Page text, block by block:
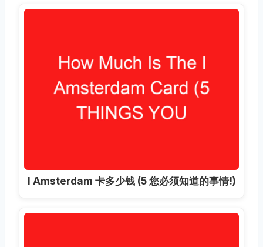
I Amsterdam 卡多少钱 (5 您必须知道的事情!)